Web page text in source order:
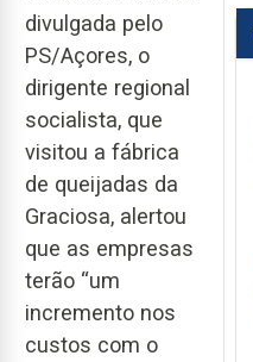
divulgada pelo
PS/Açores, o
dirigente regional
socialista, que
visitou a fábrica
de queijadas da
Graciosa, alertou
que as empresas
terão “um
incremento nos
custos com o